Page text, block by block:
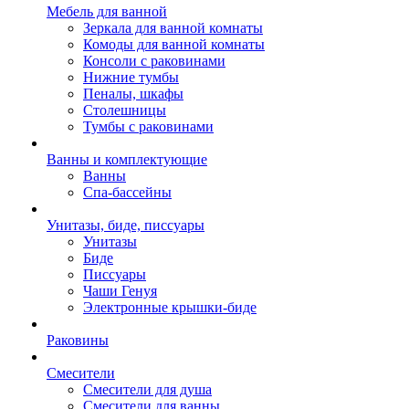
Мебель для ванной
Зеркала для ванной комнаты
Комоды для ванной комнаты
Консоли с раковинами
Нижние тумбы
Пеналы, шкафы
Столешницы
Тумбы с раковинами
Ванны и комплектующие
Ванны
Спа-бассейны
Унитазы, биде, писсуары
Унитазы
Биде
Писсуары
Чаши Генуя
Электронные крышки-биде
Раковины
Смесители
Смесители для душа
Смесители для ванны